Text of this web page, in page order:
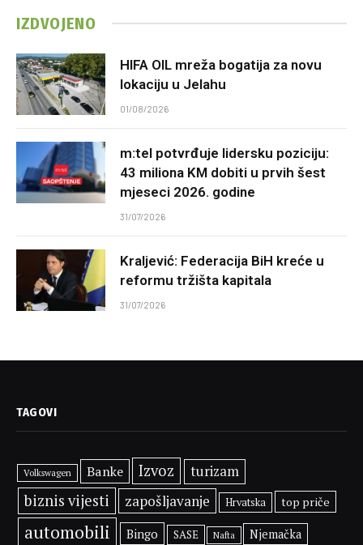
IZDVOJENO
HIFA OIL mreža bogatija za novu
lokaciju u Jelahu
01/08/2026
m:tel potvrđuje lidersku poziciju:
43 miliona KM dobiti u prvih šest
mjeseci 2026. godine
31/07/2026
Kraljević: Federacija BiH kreće u
reformu tržišta kapitala
31/07/2026
TAGOVI
Volkswagen Banke Izvoz turizam
biznis vijesti zapošljavanje Hrvatska top priče
automobili Bingo SASE Nafta Njemačka